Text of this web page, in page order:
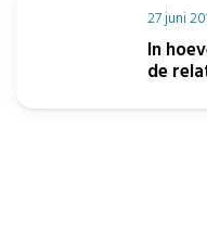
27 juni
In
de